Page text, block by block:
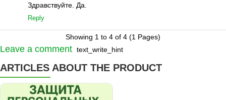
Здравствуйте. Да.
Reply
Showing 1 to 4 of 4 (1 Pages)
Leave a comment text_write_hint
ARTICLES ABOUT THE PRODUCT